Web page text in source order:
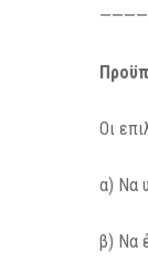
Οι
α) Να
β) Να